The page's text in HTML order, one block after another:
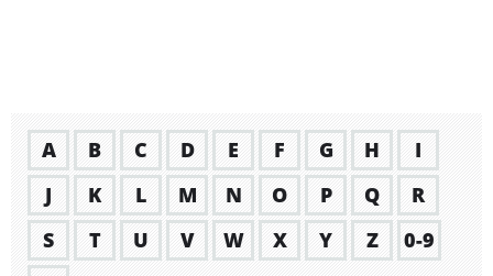
A B C D E F G H
I
J
K L M N O P Q
R
S
T U V W X Y Z
0-9